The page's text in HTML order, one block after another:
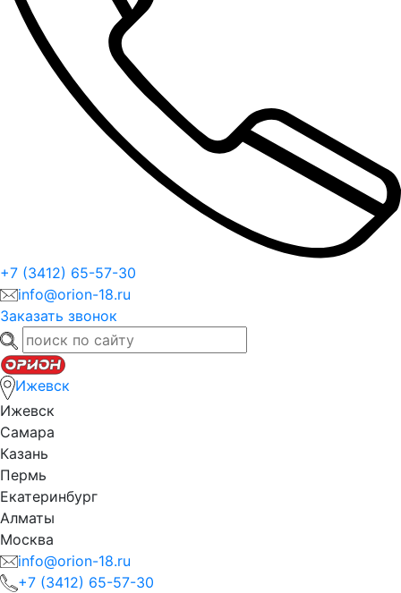
+7 (3412) 65-57-30
info@orion-18.ru
Заказать звонок
Ижевск
Ижевск
Самара
Казань
Пермь
Екатеринбург
Алматы
Москва
info@orion-18.ru
+7 (3412) 65-57-30